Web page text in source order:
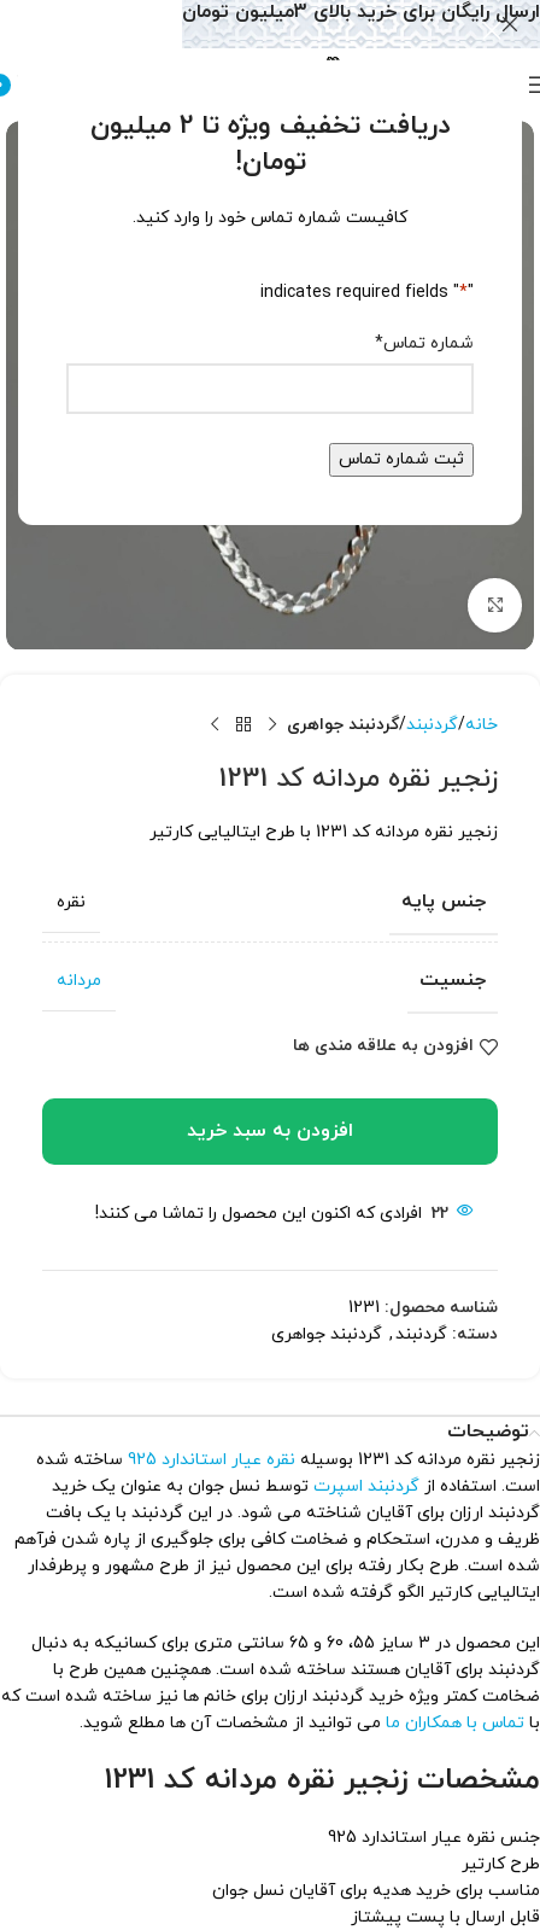
دریافت تخفیف ویژه تا 2 میلیون
تومان!
کافیست شماره تماس خود را وارد کنید.
"
*
" indicates required fields
شماره تماس*
برای بزرگنمایی کلیک کنید
خانه گردنبند گردنبند جواهری
زنجیر نقره مردانه کد 1231
زنجیر نقره مردانه کد 1231 با طرح ایتالیایی کارتیر
جنس پایه نقره
جنسیت مردانه
افزودن به علاقه مندی ها
افزودن به سبد خرید
22 افرادی که اکنون این محصول را تماشا می کنند!
شناسه محصول: 1231
دسته: گردنبند, گردنبند جواهری
توضیحات
زنجیر نقره مردانه کد 1231 بوسیله نقره عیار استاندارد 925
ساخته شده
است. استفاده از گردنبند اسپرت توسط نسل جوان به عنوان یک خرید
گردنبند ارزان برای آقایان شناخته می شود. در این گردنبند با یک بافت
ظریف و مدرن، استحکام و ضخامت کافی برای جلوگیری از پاره شدن فرآهم
شده است. طرح بکار رفته برای این محصول نیز از طرح مشهور و پرطرفدار
ایتالیایی کارتیر الگو گرفته شده است.
این محصول در 3 سایز 55، 60 و 65 سانتی متری برای کسانیکه به دنبال
گردنبند برای آقایان هستند ساخته شده است. همچنین همین طرح با
ضخامت کمتر ویژه خرید گردنبند ارزان برای خانم ها نیز ساخته شده است که
با تماس با همکاران ما می توانید از مشخصات آن ها مطلع شوید.
مشخصات زنجیر نقره مردانه کد 1231
جنس نقره عیار استاندارد 925
طرح کارتیر
مناسب برای خرید هدیه برای آقایان نسل جوان
قابل ارسال با پست پیشتاز
ارسال رایگان برای خرید بالای 3میلیون تومان